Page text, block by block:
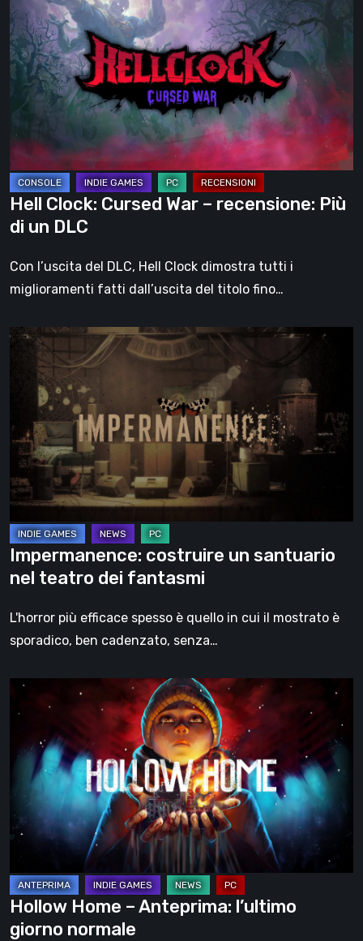
Clock:
Cursed
War
–
recensione:
di
un
DLC
Hell Clock: Cursed War – recensione: Più
di un DLC
Con l’uscita del DLC, Hell Clock dimostra tutti i
miglioramenti fatti dall’uscita del titolo fino…
Impermanence:
costruire
santuario
nel
teatro
dei
fantasmi
Impermanence: costruire un santuario
nel teatro dei fantasmi
L'horror più efficace spesso è quello in cui il mostrato è
sporadico, ben cadenzato, senza…
Hollow
Home
Anteprima:
l’ultimo
giorno
normale
Hollow Home – Anteprima: l’ultimo
giorno normale